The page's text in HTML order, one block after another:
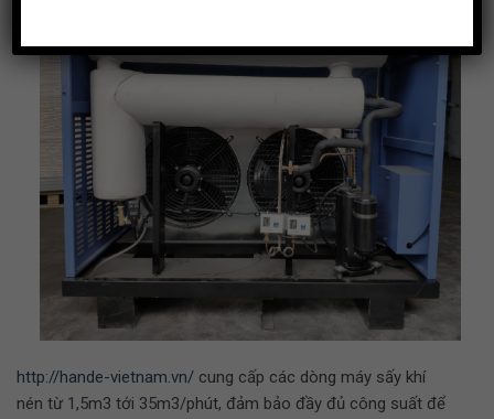
http://hande-vietnam.vn/ cung cấp các dòng máy sấy khí
nén từ 1,5m3 tới 35m3/phút, đảm bảo đầy đủ công suất để